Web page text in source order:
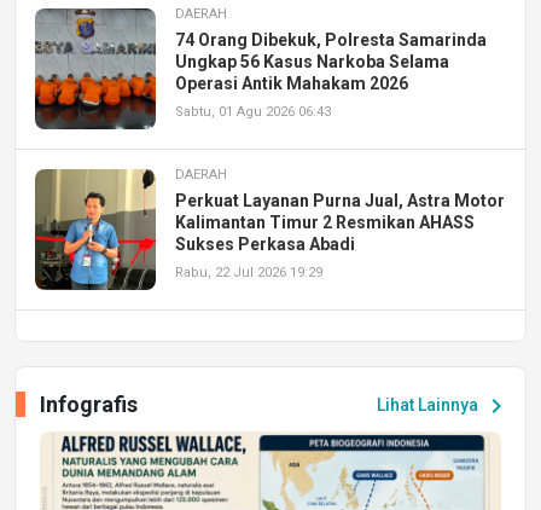
DAERAH
74 Orang Dibekuk, Polresta Samarinda
Ungkap 56 Kasus Narkoba Selama
Operasi Antik Mahakam 2026
Sabtu, 01 Agu 2026 06:43
DAERAH
Perkuat Layanan Purna Jual, Astra Motor
Kalimantan Timur 2 Resmikan AHASS
Sukses Perkasa Abadi
Rabu, 22 Jul 2026 19:29
Peluang Kerja dan Magang
Jumat, 17 Jul 2026 22:30
DAERAH
Lihat Lainnya chevron_right
Infografis